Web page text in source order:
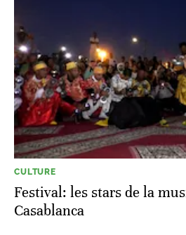
CULTURE
Festival: les stars de la
Casablanca